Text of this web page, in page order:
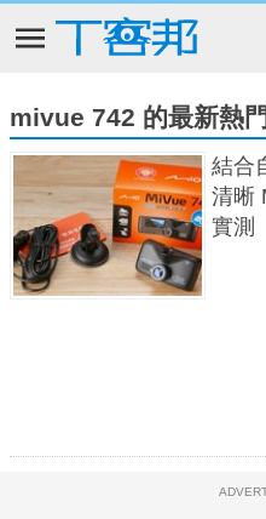
mivue 742 的最新熱
結合
清晰
實測